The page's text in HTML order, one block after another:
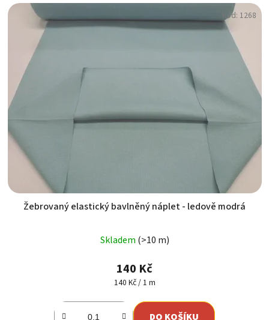
Žebrovaný elastický bavlněný náplet - ledově modrá
Skladem (>10 m)
140 Kč
Měrná
140 Kč / 1 m
DO KOŠÍKU
Kód: 1268